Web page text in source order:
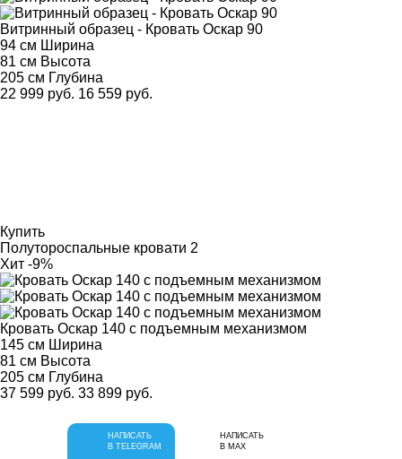
Витринный образец - Кровать Оскар 90
94 см Ширина
81 см Высота
205 см Глубина
22 999 руб. 16 559 руб.
Купить
Полутороспальные кровати 2
Хит -9%
Кровать Оскар 140 с подъемным механизмом
145 см Ширина
81 см Высота
205 см Глубина
37 599 руб. 33 899 руб.
НАПИСАТЬ
В TELEGRAM
НАПИСАТЬ
В MAX